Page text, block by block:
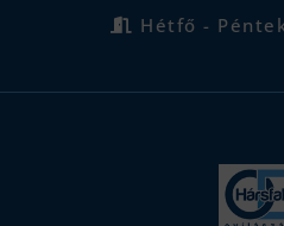
Hétfő -